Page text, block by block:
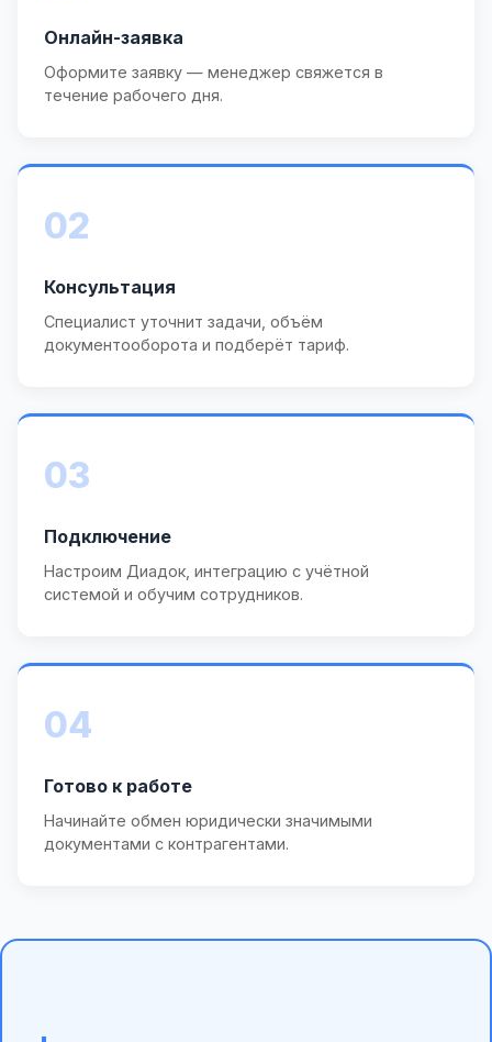
Онлайн-заявка
Оформите заявку — менеджер свяжется в
течение рабочего дня.
02
Консультация
Специалист уточнит задачи, объём
документооборота и подберёт тариф.
03
Подключение
Настроим Диадок, интеграцию с учётной
системой и обучим сотрудников.
04
Готово к работе
Начинайте обмен юридически значимыми
документами с контрагентами.